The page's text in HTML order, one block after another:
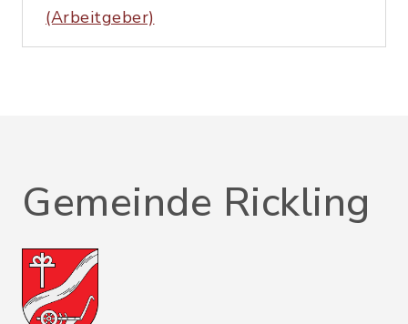
(Arbeitgeber)
Gemeinde Rickling